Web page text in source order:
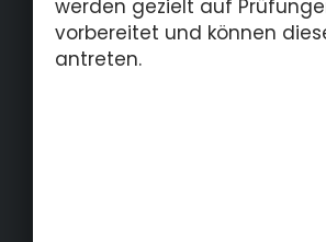
werden gezielt auf
vorbereitet und können
antreten.